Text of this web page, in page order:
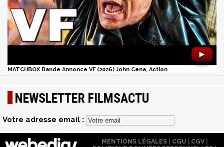
►
MATCHBOX Bande Annonce VF (2026) John Cena, Action
NEWSLETTER FILMSACTU
Votre adresse email :
MENTIONS LÉGALES| CGU| CGV|